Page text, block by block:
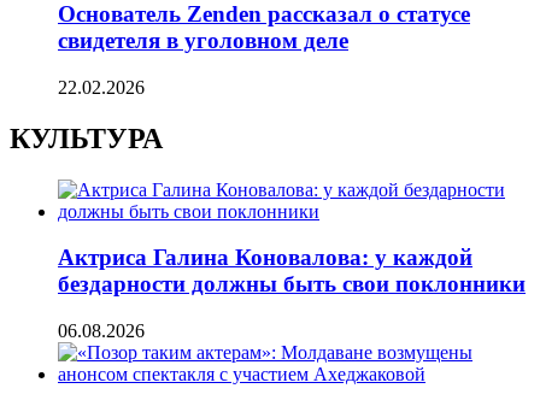
Основатель Zenden рассказал о статусе
свидетеля в уголовном деле
22.02.2026
КУЛЬТУРА
Актриса Галина Коновалова: у каждой
бездарности должны быть свои поклонники
06.08.2026